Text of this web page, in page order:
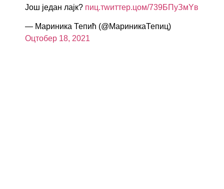
Још један лајк? пиц.тwиттер.цом/739БПyЗмYв
— Мариника Тепић (@МариникаТепиц)
Оцтобер 18, 2021